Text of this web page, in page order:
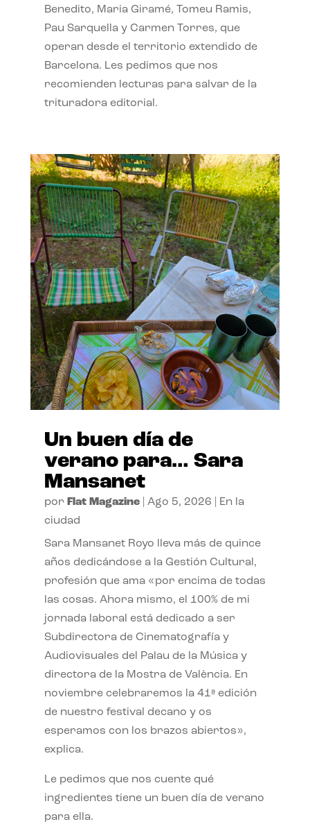
Benedito, Maria Giramé, Tomeu Ramis,
Pau Sarquella y Carmen Torres, que
operan desde el territorio extendido de
Barcelona. Les pedimos que nos
recomienden lecturas para salvar de la
trituradora editorial.
Un buen día de
verano para… Sara
Mansanet
por Flat Magazine| Ago 5, 2026
En la
ciudad
Sara Mansanet Royo lleva más de quince
años dedicándose a la Gestión Cultural,
profesión que ama «por encima de todas
las cosas. Ahora mismo, el 100% de mi
jornada laboral está dedicado a ser
Subdirectora de Cinematografía y
Audiovisuales del Palau de la Música y
directora de la Mostra de València. En
noviembre celebraremos la 41ª edición
de nuestro festival decano y os
esperamos con los brazos abiertos»,
explica.
Le pedimos que nos cuente qué
ingredientes tiene un buen día de verano
para ella.